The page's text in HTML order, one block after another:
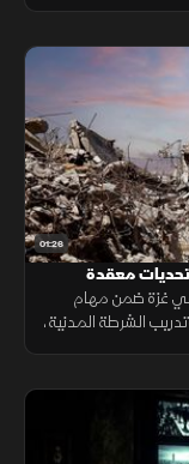
01:26
معقدة
في غزة ضمن مهام
الشرطة المدنية،